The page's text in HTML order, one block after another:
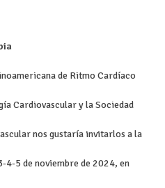
de Ritmo Cardíaco
Cardiovascular y la Sociedad
nos gustaría invitarlos a la
4-5 de noviembre de 2024, en